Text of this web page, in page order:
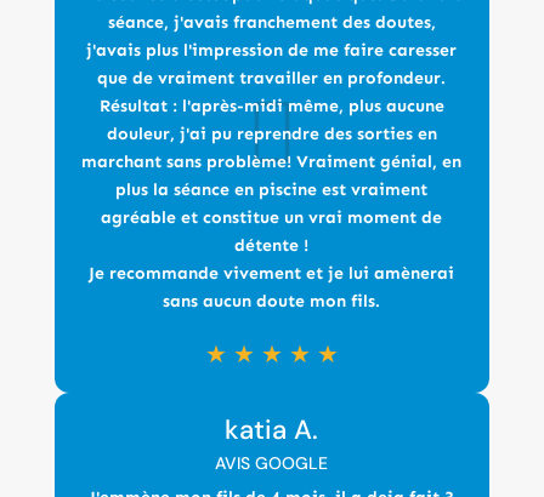
séance, j'avais franchement des doutes,
j'avais plus l'impression de me faire caresser
que de vraiment travailler en profondeur.
Résultat : l'après-midi même, plus aucune
douleur, j'ai pu reprendre des sorties en
marchant sans problème! Vraiment génial, en
plus la séance en piscine est vraiment
agréable et constitue un vrai moment de
détente !
Je recommande vivement et je lui amènerai
sans aucun doute mon fils.
★ ★ ★ ★ ★
katia A.
AVIS GOOGLE